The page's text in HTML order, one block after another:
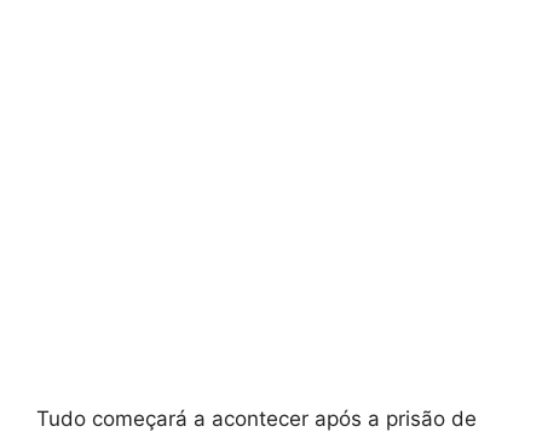
Tudo começará a acontecer após a prisão de